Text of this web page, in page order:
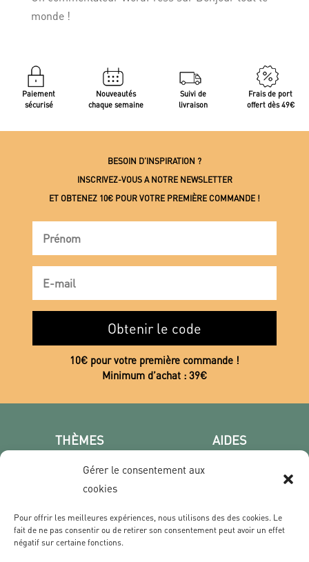
Gérer le consentement aux
cookies
Pour offrir les meilleures expériences, nous utilisons des des cookies. Le
fait de ne pas consentir ou de retirer son consentement peut avoir un effet
négatif sur certaine fonctions.
monde !
Paiement
sécurisé
Nouveautés
chaque semaine
Suivi de
livraison
Frais de port
offert dès 49€
BESOIN D’INSPIRATION ?
INSCRIVEZ-VOUS A NOTRE NEWSLETTER
ET OBTENEZ 10€ POUR VOTRE PREMIÈRE COMMANDE !
Obtenir le code
10€ pour votre première commande !
Minimum d’achat : 39€
THÈMES
Poster photo
Les villes
Film & Série
AIDES